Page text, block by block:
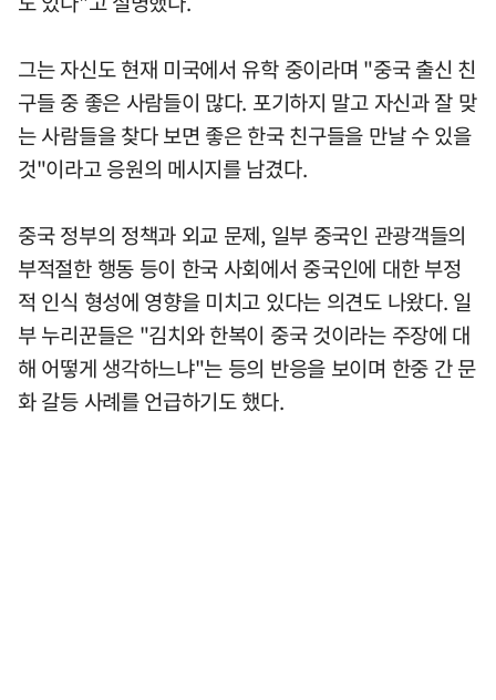
그는 자신도 현재 미국에서 유학 중이라며 "중국 출신 친
구들 중 좋은 사람들이 많다. 포기하지 말고 자신과 잘 맞
는 사람들을 찾다 보면 좋은 한국 친구들을 만날 수 있을
것"이라고 응원의 메시지를 남겼다.
중국 정부의 정책과 외교 문제, 일부 중국인 관광객들의
부적절한 행동 등이 한국 사회에서 중국인에 대한 부정
적 인식 형성에 영향을 미치고 있다는 의견도 나왔다. 일
부 누리꾼들은 "김치와 한복이 중국 것이라는 주장에 대
해 어떻게 생각하느냐"는 등의 반응을 보이며 한중 간 문
화 갈등 사례를 언급하기도 했다.